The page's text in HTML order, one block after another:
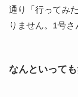
通り「行ってみ
りません。1号さ
なんといって